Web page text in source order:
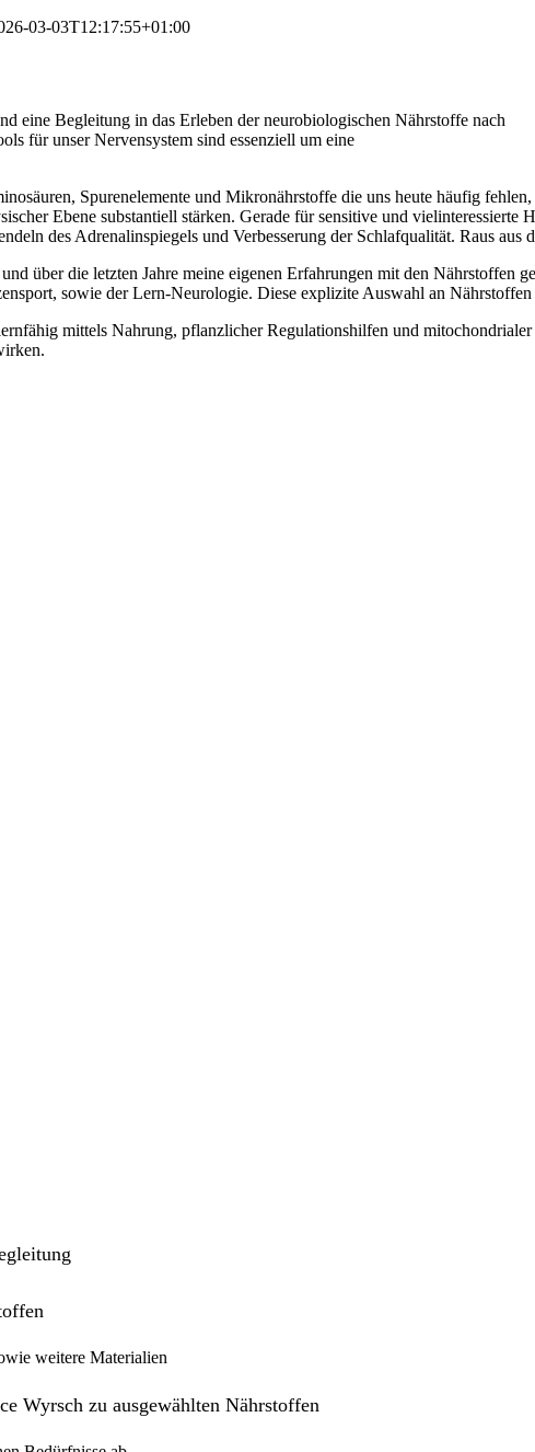
03-03T12:17:55+01:00
eine Begleitung in das Erleben der neurobiologischen Nährstoffe nach
für unser Nervensystem sind essenziell um eine
Spurenelemente und Mikronährstoffe die uns heute häufig
Ebene substantiell stärken. Gerade für sensitive und vielinteressierte
des Adrenalinspiegels und Verbesserung der Schlafqualität. Raus aus
über die letzten Jahre meine eigenen Erfahrungen mit den Nährstoffen
sowie der Lern-Neurologie. Diese explizite Auswahl an
mittels Nahrung, pflanzlicher Regulationshilfen und
weitere Materialien
Wyrsch zu ausgewählten Nährstoffen